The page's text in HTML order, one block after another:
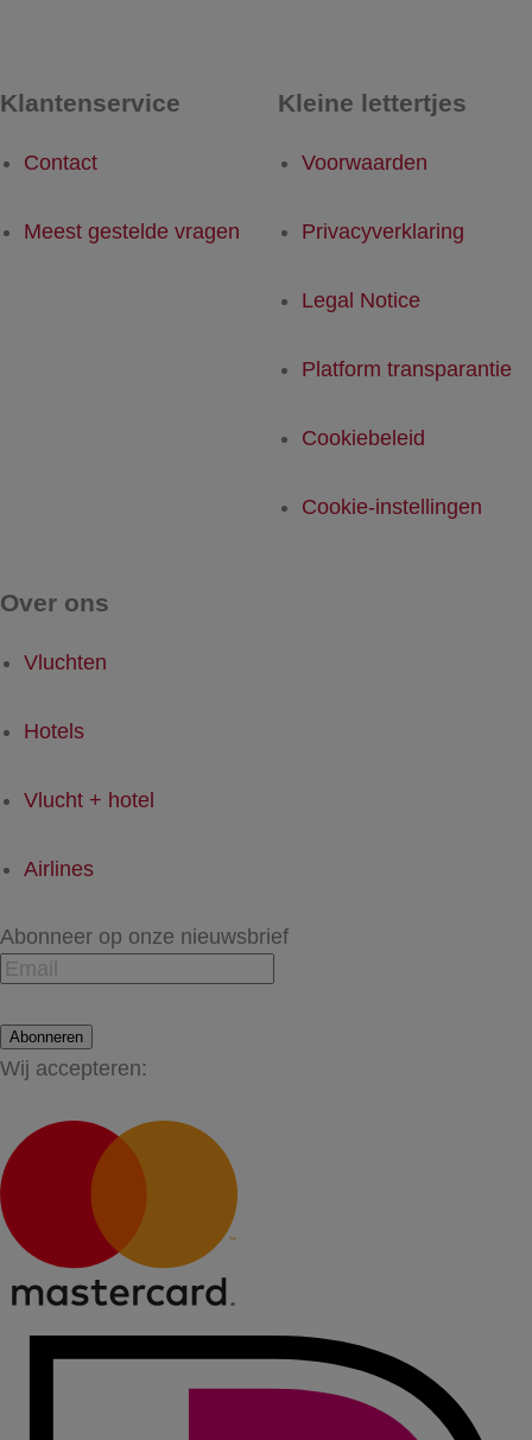
Klantenservice
Contact
Meest gestelde vragen
Kleine lettertjes
Voorwaarden
Privacyverklaring
Legal Notice
Platform transparantie
Cookiebeleid
Cookie-instellingen
Over ons
Vluchten
Hotels
Vlucht + hotel
Airlines
Abonneer op onze nieuwsbrief
Abonneren
Wij accepteren: